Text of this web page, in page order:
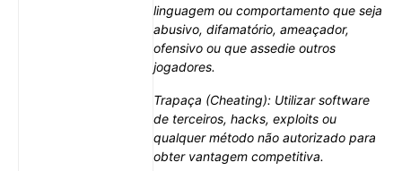
linguagem ou comportamento que seja
abusivo, difamatório, ameaçador,
ofensivo ou que assedie outros
jogadores.
Trapaça (Cheating): Utilizar software
de terceiros, hacks, exploits ou
qualquer método não autorizado para
obter vantagem competitiva.